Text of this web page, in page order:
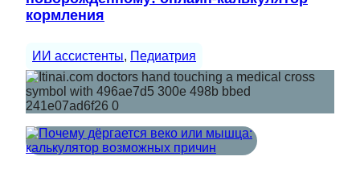
кормления
ИИ ассистенты, Педиатрия